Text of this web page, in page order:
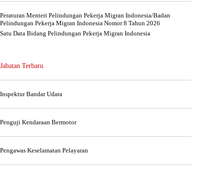
Peraturan Menteri Pelindungan Pekerja Migran Indonesia/Badan
Pelindungan Pekerja Migran Indonesia Nomor 8 Tahun 2026
Satu Data Bidang Pelindungan Pekerja Migran Indonesia
Jabatan Terbaru
Inspektur Bandar Udara
Penguji Kendaraan Bermotor
Pengawas Keselamatan Pelayaran